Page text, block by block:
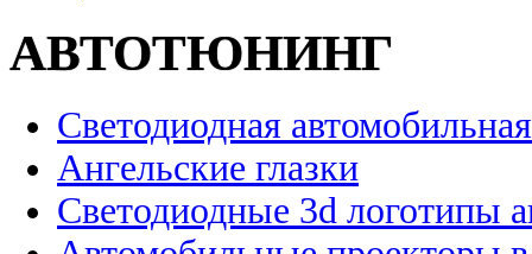
АВТОТЮНИНГ
Светодиодная
Ангельские глазки
Светодиодные 3d логотипы